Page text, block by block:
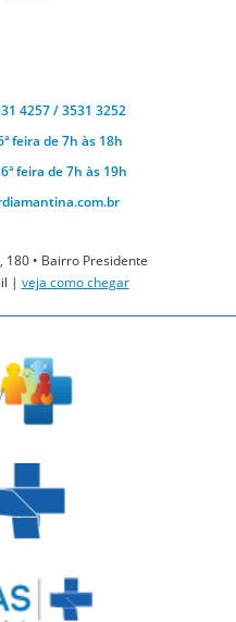
4257 / 3531 3252
feira de 7h às 18h
6ª feira de 7h às 19h
180 • Bairro Presidente
| veja como chegar